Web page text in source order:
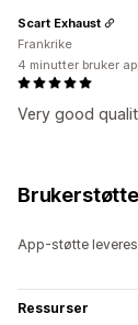
Very good
Scart Exhaust
Frankrike
4 minutter bruker
Brukerstøtte
App-støtte leveres
Ressurser